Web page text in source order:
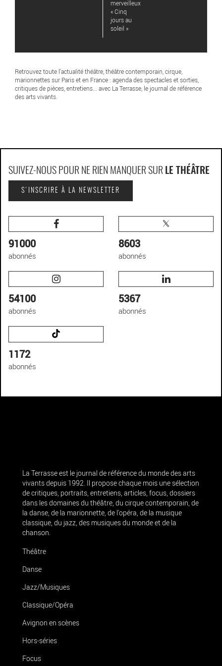
merveilleux
« Cinq
jours au
soleil »
Retrouvez toute l'actualité théâtre, théâtre contemporain, cirque,
marionnettes sur Paris et en France : agenda des spectacles et sorties,
critiques de pièces, entretiens... avec La Terrasse, le journal de référence
des arts vivants.
SUIVEZ-NOUS POUR NE RIEN MANQUER SUR LE THÉÂTRE
S'INSCRIRE À LA NEWSLETTER
91000
abonnés
8603
abonnés
54100
abonnés
5367
abonnés
1172
abonnés
La Terrasse est le journal de référence du monde des arts
vivants depuis 1992. Il propose chaque mois une sélection
de critiques, portraits, entretiens, articles, focus, dossiers
dans les domaines du théâtre, du cirque contemporain, de
la danse, de la marionnette, de l’opéra, de la musique
classique, du jazz, des musiques du monde et de la
chanson.
Théâtre
Danse
Jazz/Musiques
Classique/Opéra
Avignon en scènes
Hors-séries
Focus